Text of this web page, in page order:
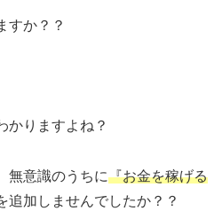
すか？？
かりますよね？
無意識のうちに『お金を稼げる
追加しませんでしたか？？